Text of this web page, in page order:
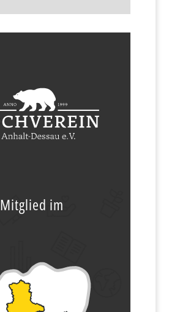
Mitglied im